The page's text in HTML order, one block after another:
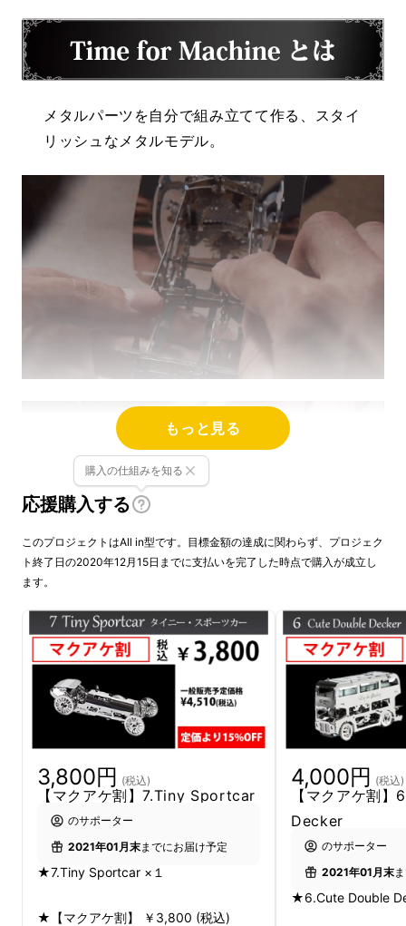
メタルパーツを自分で組み立てて作る、スタイ
リッシュなメタルモデル。
もっと見る
応援購入する
購入の仕組みを知る
このプロジェクトはAll in型です。目標金額の達成に関わらず、プロジェク
ト終了日の2020年12月15日までに支払いを完了した時点で購入が成立し
ます。
3,800円 (税込)
【マクアケ割】7.Tiny Sportcar
のサポーター
2021年01月末までにお届け予定
★7.Tiny Sportcar ×１
★【マクアケ割】 ￥3,800 (税込)
4,000円 (税込)
【マクアケ割
Decker
のサポーター
2021年01月末
★6.Cute Double